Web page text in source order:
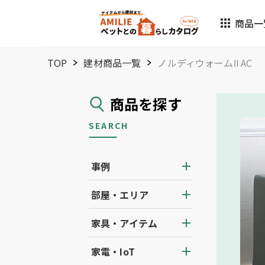
商品
TOP 建材商品一覧 ノルディウォームⅡ AC
商品を探す
SEARCH
事例
部屋・エリア
家具・アイテム
家電・IoT